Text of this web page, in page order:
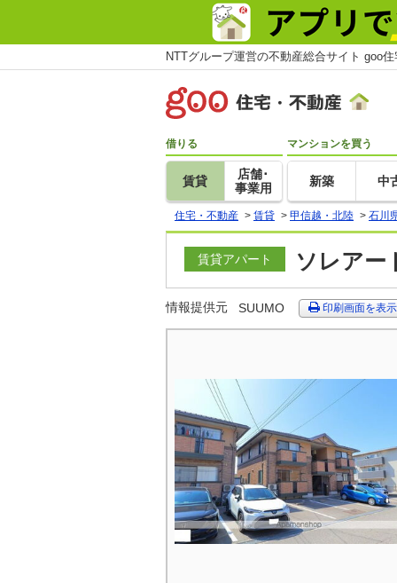
NTTグループ運営の不動産総合サイト goo
借りる
賃貸
店舗･
事業用
マンションを買う
新築 中
住宅・不動産 > 賃貸 > 甲信越・北陸 > 石川
賃貸アパート ソレアー
情報提供元 SUUMO 印刷画面を表示